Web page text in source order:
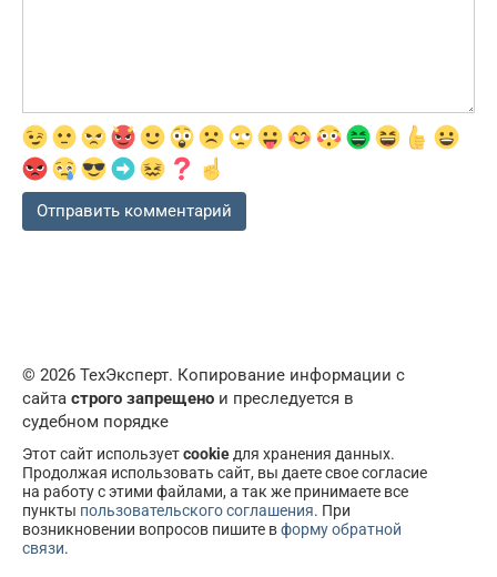
© 2026 ТехЭксперт. Копирование информации с
сайта строго запрещено и преследуется в
судебном порядке
Этот сайт используетcookieдля хранения данных.
Продолжая использовать сайт, вы даете свое согласие
на работу с этими файлами, а так же принимаете все
пункты пользовательского соглашения. При
возникновении вопросов пишите вформу обратной
связи.